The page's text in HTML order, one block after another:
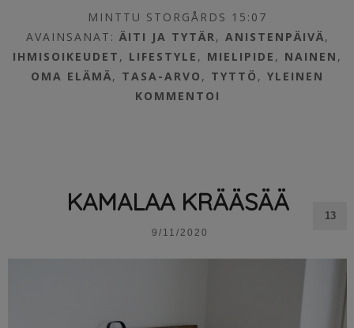
MINTTU STORGÅRDS 15:07
AVAINSANAT: ÄITI JA TYTÄR , ANISTENPÄIVÄ,
IHMISOIKEUDET , LIFESTYLE , MIELIPIDE , NAINEN ,
OMA ELÄMÄ, TASA-ARVO , TYTTÖ ,YLEINEN
KOMMENTOI
KAMALAA KRÄÄSÄÄ
9/11/2020
13